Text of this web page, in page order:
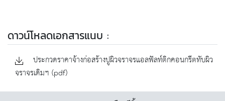
ดาวน์โหลดเอกสารแนบ :
ประกวดราคาจ้างก่อสร้างปูผิวจราจรแอลฟัลท์ติกคอนกรีตทับผิว
จราจรเดิมฯ (pdf)